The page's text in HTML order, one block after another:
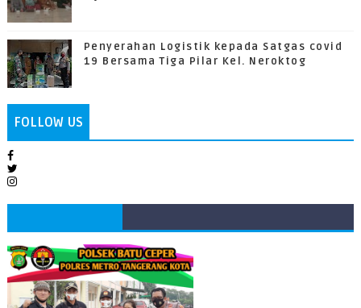
Penyerahan Logistik kepada Satgas covid
19 Bersama Tiga Pilar Kel. Neroktog
FOLLOW US